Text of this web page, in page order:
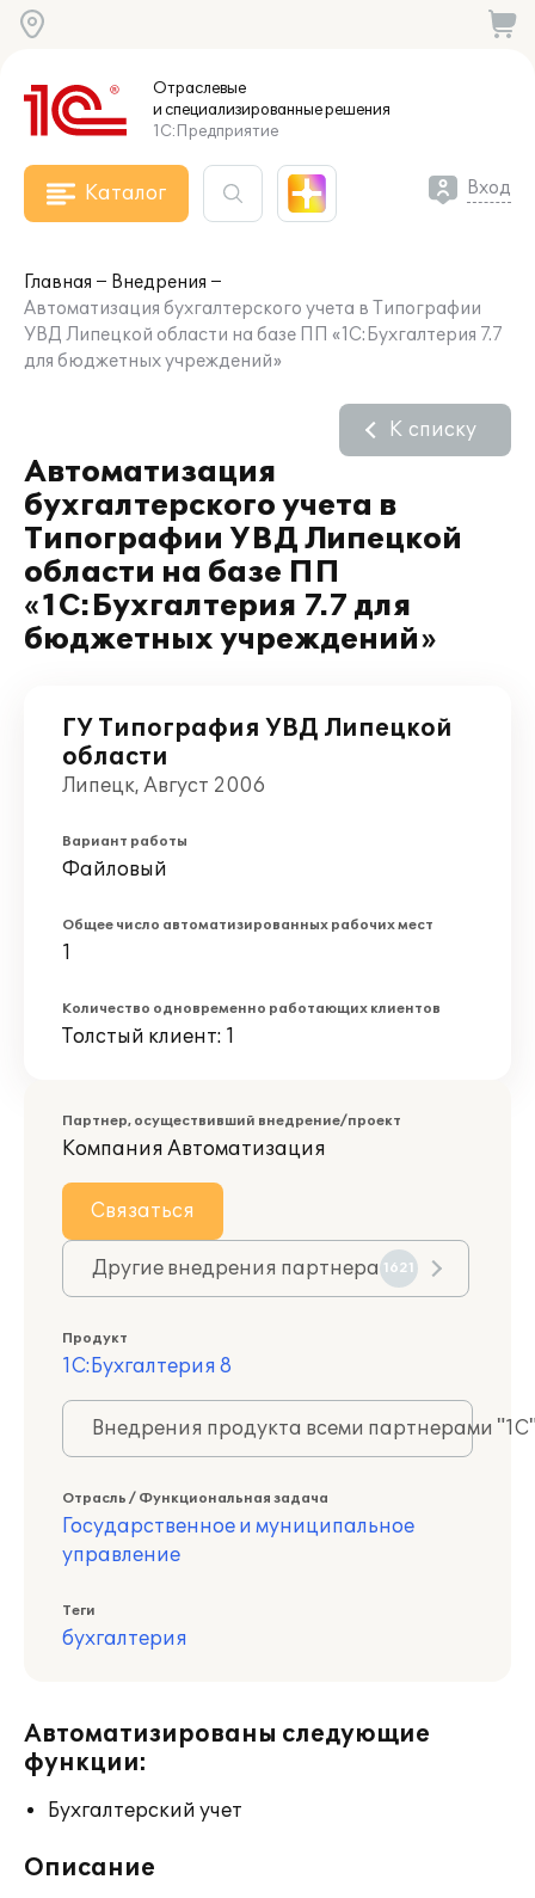
Отраслевые
и специализированныерешения
1С:Предприятие
Каталог Вход
Главная
Внедрения
Автоматизация бухгалтерского учета в Типографии
УВД Липецкой области на базе ПП «1С:Бухгалтерия 7.7
для бюджетных учреждений»
Автоматизация
бухгалтерского учета в
Типографии УВД Липецкой
области на базе ПП
«1С:Бухгалтерия 7.7 для
бюджетных учреждений»
К списку
ГУ Типография УВД Липецкой
области
Липецк, Август 2006
Вариант работы
Файловый
Общее число автоматизированных рабочих мест
1
Количество одновременно работающих клиентов
Толстый клиент: 1
Партнер, осуществивший внедрение/проект
Компания Автоматизация
Связаться
Другие внедрения партнера 1621
Продукт
1С:Бухгалтерия 8
Внедрения продукта всеми партнерами
Отрасль / Функциональная задача
Государственное и муниципальное
управление
Теги
бухгалтерия
Автоматизированы следующие
функции:
Бухгалтерский учет
Описание